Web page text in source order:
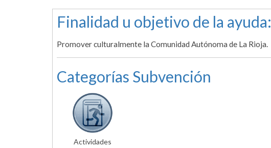
Finalidad u objetivo de la ayuda:
Promover culturalmente la Comunidad Autónoma de La Rioja.
Categorías Subvención
Actividades